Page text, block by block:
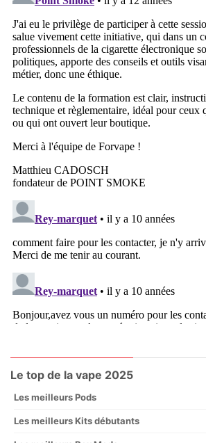
Le top de la vape 2025
Les meilleurs Pods
Les meilleurs Kits débutants